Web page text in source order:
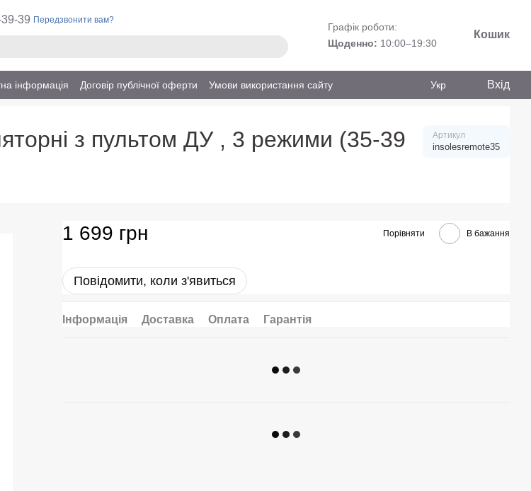
39 Передзвонити вам?
Графік роботи:
Щоденно: 10:00–19:30
Кошик
інформація Договір публічної оферти Умови використання сайту Укр Вхід
з пультом ДУ , 3 режими (35-39
Артикул
insolesremote35
1 699 грн Порівняти В бажання
Повідомити, коли з'явиться
Інформація Доставка Оплата Гарантія